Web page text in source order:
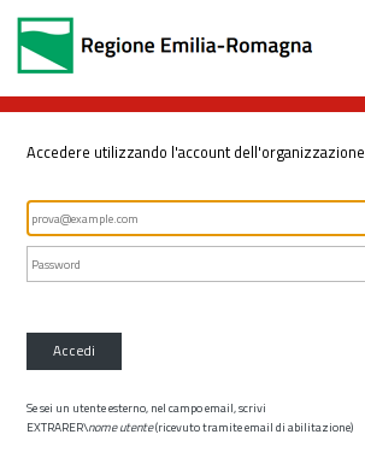
Accedere utilizzando l'account dell'organizzazione
Accedi
Se sei un utente esterno, nel campo email, scrivi
EXTRARER\nome utente(ricevuto tramite email di abilitazione)